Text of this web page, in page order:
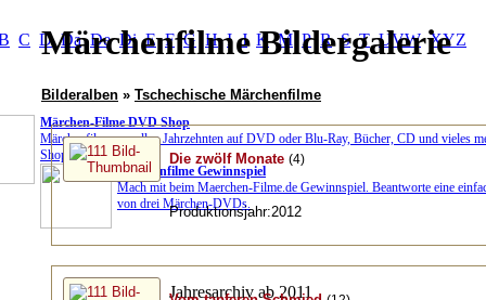
C D Da De Di E F G H I J K M P R S T UVW XYZ
Märchen-Filme DVD Shop
Märchenfilme aus allen Jahrzehnten auf DVD oder Blu-Ray, Bücher, CD und vieles
Shop]
Märchenfilme Gewinnspiel
Mach mit beim Maerchen-Filme.de Gewinnspiel. Beantworte eine
von drei Märchen-DVDs.
Jahresarchiv ab 2011
Märchenfilme Bildergalerie
Bilderalben » Tschechische Märchenfilme
Die zwölf Monate (4)
Produktionsjahr:2012